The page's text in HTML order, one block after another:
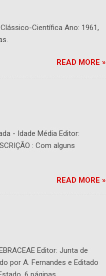
Científica Ano: 1961,
READ MORE »
- Idade Média Editor:
: Com alguns
READ MORE »
Editor: Junta de
por A. Fernandes e Editado